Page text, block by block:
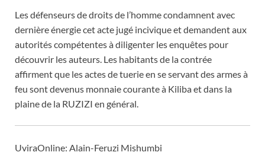
Les défenseurs de droits de l’homme condamnent avec
dernière énergie cet acte jugé incivique et demandent aux
autorités compétentes à diligenter les enquêtes pour
découvrir les auteurs. Les habitants de la contrée
affirment que les actes de tuerie en se servant des armes à
feu sont devenus monnaie courante à Kiliba et dans la
plaine de la RUZIZI en général.
UviraOnline: Alain-Feruzi Mishumbi